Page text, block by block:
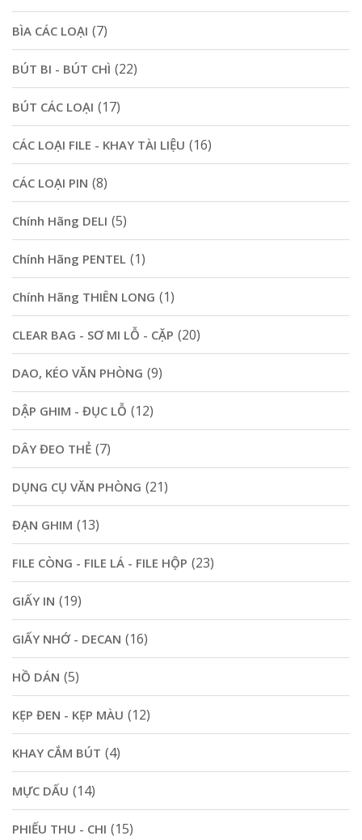
BÌA CÁC LOẠI (7)
BÚT BI - BÚT CHÌ (22)
BÚT CÁC LOẠI (17)
CÁC LOẠI FILE - KHAY TÀI LIỆU (16)
CÁC LOẠI PIN (8)
Chính Hãng DELI (5)
Chính Hãng PENTEL (1)
Chính Hãng THIÊN LONG (1)
CLEAR BAG - SƠ MI LỖ - CẶP (20)
DAO, KÉO VĂN PHÒNG (9)
DẬP GHIM - ĐỤC LỖ (12)
DÂY ĐEO THẺ (7)
DỤNG CỤ VĂN PHÒNG (21)
ĐẠN GHIM (13)
FILE CÒNG - FILE LÁ - FILE HỘP (23)
GIẤY IN (19)
GIẤY NHỚ - DECAN (16)
HỒ DÁN (5)
KẸP ĐEN - KẸP MÀU (12)
KHAY CẮM BÚT (4)
MỰC DẤU (14)
PHIẾU THU - CHI (15)